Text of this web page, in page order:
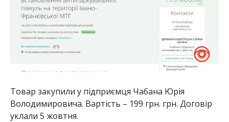
Товар закупили у підприємця Чабана Юрія
Володимировича. Вартість – 199 грн. грн. Договір
уклали 5 жовтня.